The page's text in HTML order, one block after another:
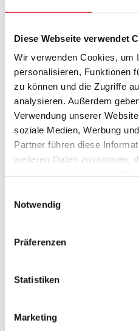
Diese Webseite verwendet
Wir verwenden Cookies, um
personalisieren, Funktionen
zu können und die Zugriffe
analysieren. Außerdem
Verwendung unserer
soziale Medien, Werbung
Partner führen diese
weiteren Daten zusammen,
Notwendig
Präferenzen
Statistiken
Marketing
Pflegebereich bleibt
Klares Bekenntnis zu
und Migrationspolitik:
Plätzen in der
Arbeit für Asylwerbende
Abgeltung von 1,30
Burgenland wird keine
überbetrieblicher
Fachkräftebedarf
qualifizierte
schaffen.
Burgenland: Ein neues